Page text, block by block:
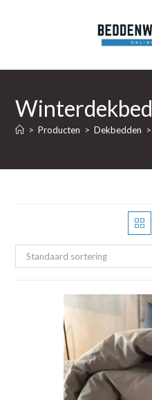
Winterdekbed
> Producten > Dekbedden >
Standaard sortering